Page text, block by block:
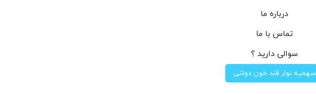
درباره ما
تماس با ما
سوالی دارید ؟
سهمیه نوار قند خون دولتی